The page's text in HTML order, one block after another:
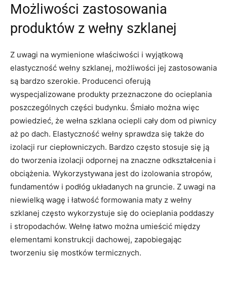
Możliwości zastosowania
produktów z wełny szklanej
Z uwagi na wymienione właściwości i wyjątkową
elastyczność wełny szklanej, możliwości jej zastosowania
są bardzo szerokie. Producenci oferują
wyspecjalizowane produkty przeznaczone do ocieplania
poszczególnych części budynku. Śmiało można więc
powiedzieć, że wełna szklana ociepli cały dom od piwnicy
aż po dach. Elastyczność wełny sprawdza się także do
izolacji rur ciepłowniczych. Bardzo często stosuje się ją
do tworzenia izolacji odpornej na znaczne odkształcenia i
obciążenia. Wykorzystywana jest do izolowania stropów,
fundamentów i podłóg układanych na gruncie. Z uwagi na
niewielką wagę i łatwość formowania maty z wełny
szklanej często wykorzystuje się do ocieplania poddaszy
i stropodachów. Wełnę łatwo można umieścić między
elementami konstrukcji dachowej, zapobiegając
tworzeniu się mostków termicznych.